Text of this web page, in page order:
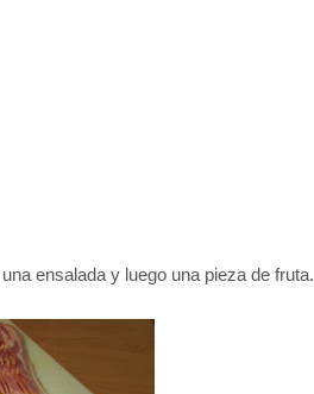
ensalada y luego una pieza de fruta.